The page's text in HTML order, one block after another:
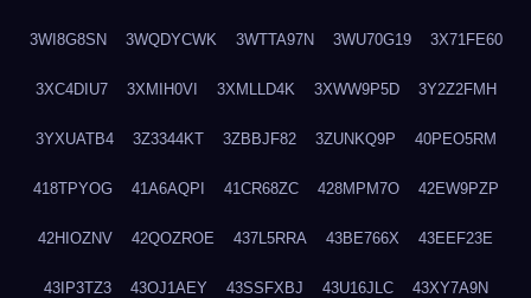
3WI8G8SN 3WQDYCWK 3WTTA97N 3WU70G19 3X71FE60
3XC4DIU7 3XMIH0VI 3XMLLD4K 3XWW9P5D 3Y2Z2FMH
3YXUATB4 3Z3344KT 3ZBBJF82 3ZUNKQ9P 40PEO5RM
418TPYOG 41A6AQPI 41CR68ZC 428MPM7O 42EW9PZP
42HIOZNV 42QOZROE 437L5RRA 43BE766X 43EEF23E
43IP3TZ3 43OJ1AEY 43SSFXBJ 43U16JLC 43XY7A9N